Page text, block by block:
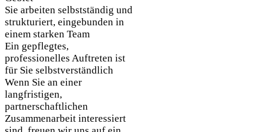
Sie arbeiten selbstständig und
strukturiert, eingebunden in
einem starken Team
Ein gepflegtes,
professionelles Auftreten ist
für Sie selbstverständlich
Wenn Sie an einer
langfristigen,
partnerschaftlichen
Zusammenarbeit interessiert